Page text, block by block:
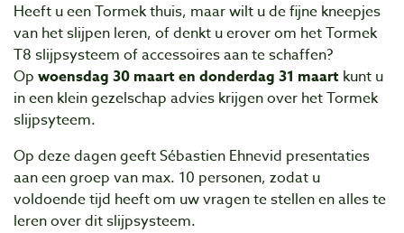
Heeft u een Tormek thuis, maar wilt u de fijne kneepjes
van het slijpen leren, of denkt u erover om het Tormek
T8 slijpsysteem of accessoires aan te schaffen?
Op woensdag 30 maart en donderdag 31 maart kunt u
in een klein gezelschap advies krijgen over het Tormek
slijpsyteem.
Op deze dagen geeft Sébastien Ehnevid presentaties
aan een groep van max. 10 personen, zodat u
voldoende tijd heeft om uw vragen te stellen en alles te
leren over dit slijpsysteem.